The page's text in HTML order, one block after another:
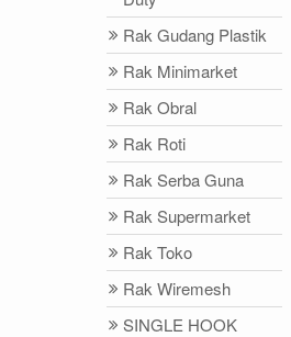
Rak Gudang Plastik
Rak Minimarket
Rak Obral
Rak Roti
Rak Serba Guna
Rak Supermarket
Rak Toko
Rak Wiremesh
SINGLE HOOK